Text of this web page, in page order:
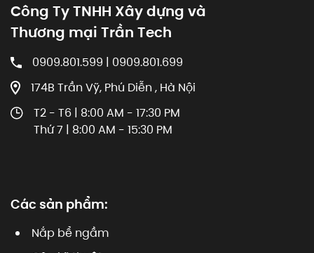
Công Ty TNHH Xây dựng và
Thương mại Trần Tech
0909.801.599 | 0909.801.699
174B Trần Vỹ, Phú Diễn , Hà Nội
T2 - T6 | 8:00 AM - 17:30 PM
Thứ 7 | 8:00 AM - 15:30 PM
Các sản phẩm:
Nắp bể ngầm